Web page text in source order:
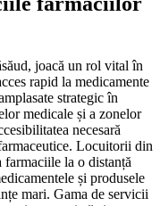
joacă un rol vital în
rapid la medicamente
strategic în
medicale și a zonelor
necesară
Locuitorii din
farmaciile la o distanță
și produsele
mari. Gama de servicii